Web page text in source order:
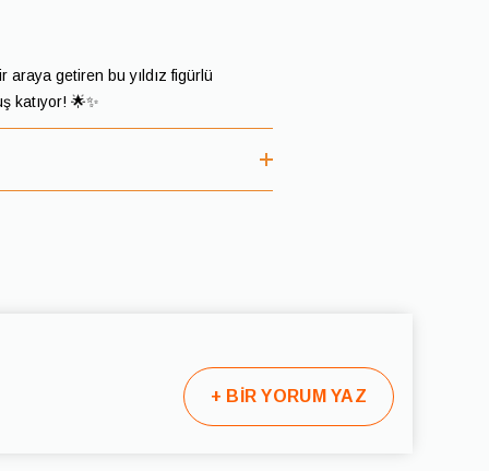
araya getiren bu yıldız figürlü
katıyor! 🌟✨
tarafınıza e-posta veya
olması durumunda, kargo
+ BİR YORUM YAZ